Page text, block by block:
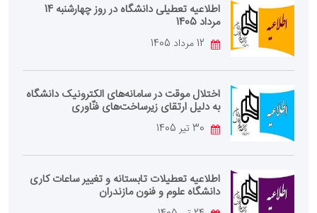
اطلاعیه تعطیلی دانشگاه در روز چهارشنبه 14
مرداد 1405
اختلال موقت در سامانه‌های الکترونیک دانشگاه
به دلیل ارتقای زیرساخت‌های فنّاوری
اطلاعیه تعطیلات تابستانه و تغییر ساعات کاری
دانشگاه علوم و فنون مازندران